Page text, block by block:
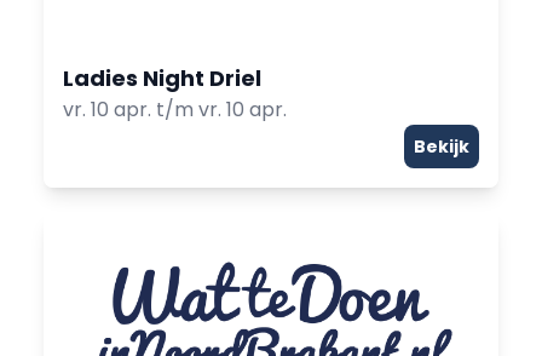
Ladies Night Driel
vr. 10 apr. t/m vr. 10 apr.
Bekijk